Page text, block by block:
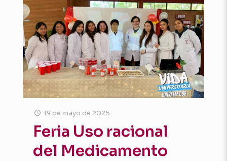
19 de mayo de 2025
Feria Uso racional
del Medicamento